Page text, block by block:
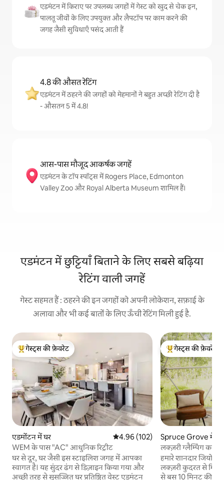
एडमंटन में किराए पर उपलब्ध जगहों में गेस्ट को खुद से चेक इन,
पालतू जीवों के लिए उपयुक्त और लैपटॉप पर काम करने की
जगह जैसी सुविधाएँ पसंद आती हैं
4.8 की औसत रेटिंग
एडमंटन में ठहरने की जगहों को मेहमानों ने बहुत अच्छी रेटिंग दी है
- औसतन 5 में 4.8!
आस-पास मौजूद आकर्षक जगहें
एडमंटन के टॉप स्पॉट्स में Rogers Place, Edmonton
Valley Zoo और Royal Alberta Museum शामिल हैं।
एडमंटन में छुट्टियाँ बिताने के लिए सबसे बढ़िया
रेटिंग वाली जगहें
गेस्ट सहमत हैं : ठहरने की इन जगहों को अपनी लोकेशन, सफ़ाई के
अलावा और भी कई बातों के लिए ऊँची रेटिंग मिली हुई है.
गेस्ट्स का टॉप फ़ेवरेट
गेस्ट्स की फ़ेवरेट
एडमोंटन में घर औसत रेटिंग 5 में से 4.96, 102 समीक्षाएँ
4.96 (102)
WEM के पास "AC" आधुनिक रिट्रीट
घर से दूर, घर जैसी इस स्टाइलिश जगह में आपका
स्वागत है। यह सुंदर ढंग से डिज़ाइन किया गया और
अच्छी तरह से सुसज्जित घर प्रतिष्ठित वेस्ट एडमंटन
गेस्ट्स का टॉप फ़ेवरेट
गेस्ट्स की फ़ेवरेट
Spruce Grove में
लक्ज़री ग्लैम्पिंग का
हमारे शानदार जियो
लक्ज़री कुदरत से
से बस 10 मिनट की